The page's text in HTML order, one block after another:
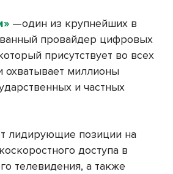
—один из крупнейших в
провайдер цифровых
присутствует во всех
охватывает миллионы
и частных
лидирующие позиции на
доступа в
телевидения, а также